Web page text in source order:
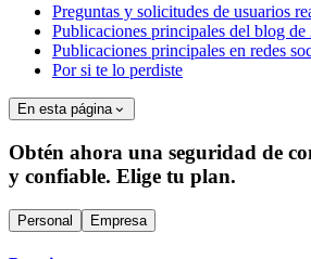
Preguntas y solicitudes de usuarios
Publicaciones principales del blog de
Publicaciones principales en redes
Por si te lo perdiste
En esta página
Obtén ahora una seguridad de
y confiable. Elige tu plan.
Personal Empresa